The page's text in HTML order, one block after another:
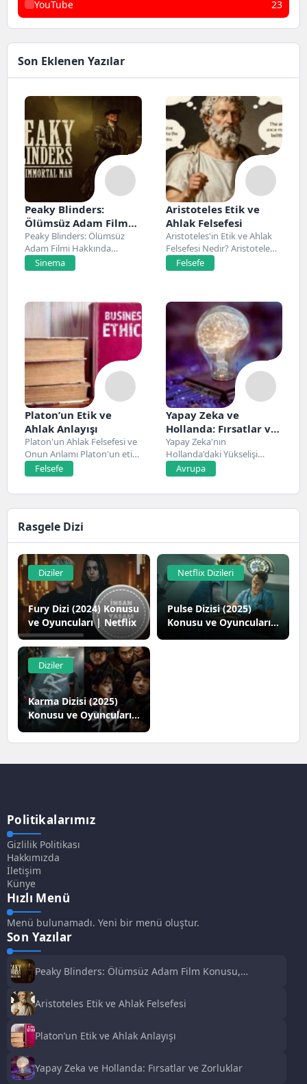
YouTube 23
Son Eklenen Yazılar
Peaky Blinders:
Ölümsüz Adam Film
Konusu, Oyuncuları
ve İnceleme
Peaky Blinders: Ölümsüz
Adam Filmi Hakkında
Netflix’te 20 Mart 2026...
Sinema
Aristoteles Etik ve
Ahlak Felsefesi
Aristoteles'in Etik ve Ahlak
Felsefesi Nedir? Aristoteles,
Antik Yunan felsefesinin...
Felsefe
Platon’un Etik ve
Ahlak Anlayışı
Platon'un Ahlak Felsefesi ve
Onun Anlamı Platon'un etik
ve ahlak...
Felsefe
Yapay Zeka ve
Hollanda: Fırsatlar ve
Zorluklar
Yapay Zeka'nın
Hollanda'daki Yükselişi
Hollanda, son yıllarda yapay
zeka alanında...
Avrupa
Rasgele Dizi
Diziler
Fury Dizi (2024) Konusu
ve Oyuncuları | Netflix
Netflix Dizileri
Pulse Dizisi (2025)
Konusu ve Oyuncuları |
Diziler
Karma Dizisi (2025)
Konusu ve Oyuncuları |
Netflix
Politikalarımız
Gizlilik Politikası
Hakkımızda
İletişim
Künye
Hızlı Menü
Menü bulunamadı. Yeni bir menü oluştur.
Son Yazılar
Peaky Blinders: Ölümsüz Adam Film Konusu,
Aristoteles Etik ve Ahlak Felsefesi
Platon’un Etik ve Ahlak Anlayışı
Yapay Zeka ve Hollanda: Fırsatlar ve Zorluklar